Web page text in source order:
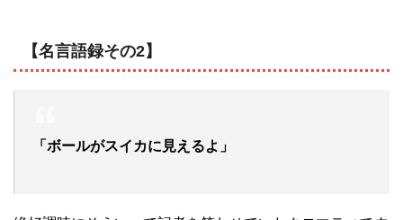
【名言語録その2】
「ボールがスイカに見えるよ」